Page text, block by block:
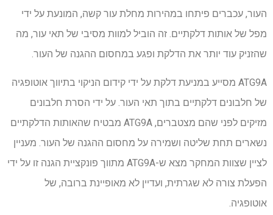
העור, עכברים פיתחו במהירות מחלת עור קשה, המונעת על ידי
מפל של אותות דלקתיים. זה הוביל למוות מסיבי של תאי עור, מה
שהזניק עוד יותר את הדלקת ופגע במחסום ההגנה של העור.
ATG9A מסייע במניעת דלקת על ידי קידום הניקוי בתיווך אוטופגיה
של חלבונים דלקתיים בתוך תאי העור. על ידי הסרת חלבונים
מזיקים לפני שהם מצטברים, ATG9A מבטיח שהאותות הדלקתיים
נשארים תחת שליטה ושמירה על מחסום ההגנה של העור. מעניין
לציין שצוות המחקר מצא ש-ATG9A מתווך פונקציית הגנה זו על ידי
הפעלת צורה לא שגרתית, ועדיין לא מאופיינת ברובה, של
אוטופגיה.